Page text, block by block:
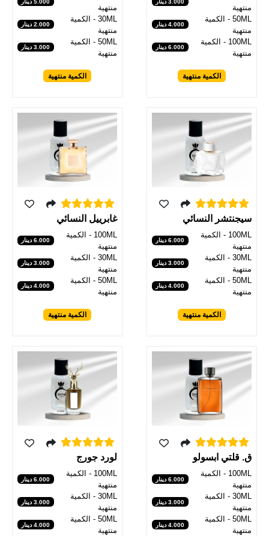
منتهية
3.000 دينار
50ML - الكمية
منتهية
4.000 دينار
100ML - الكمية
منتهية
6.000 دينار
الكمية منتهية
منتهية
5.000 دينار
30ML - الكمية
منتهية
2.000 دينار
50ML - الكمية
منتهية
3.000 دينار
الكمية منتهية
سيجنتشر النسائي
100ML - الكمية
منتهية
6.000 دينار
30ML - الكمية
منتهية
3.000 دينار
50ML - الكمية
منتهية
4.000 دينار
الكمية منتهية
غابرييل النسائي
100ML - الكمية
منتهية
6.000 دينار
30ML - الكمية
منتهية
3.000 دينار
50ML - الكمية
منتهية
4.000 دينار
الكمية منتهية
ق. قلتي ابسولو
100ML - الكمية
منتهية
6.000 دينار
30ML - الكمية
منتهية
3.000 دينار
50ML - الكمية
منتهية
4.000 دينار
لورد جورج
100ML - الكمية
منتهية
6.000 دينار
30ML - الكمية
منتهية
3.000 دينار
50ML - الكمية
منتهية
4.000 دينار